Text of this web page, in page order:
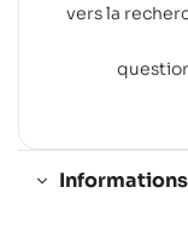
vers la